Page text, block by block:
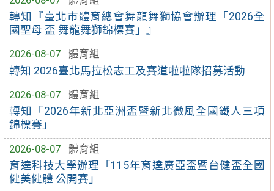
轉知『臺北市體育總會舞龍舞獅協會辦理「2026全
國聖母 盃 舞龍舞獅錦標賽」』
2026-08-07
體育組
轉知 2026臺北馬拉松志工及賽道啦啦隊招募活動
2026-08-07
體育組
轉知「2026年新北亞洲盃暨新北微風全國鐵人三項
錦標賽」
2026-08-07
體育組
育達科技大學辦理「115年育達廣亞盃暨台健盃全國
健美健體 公開賽」